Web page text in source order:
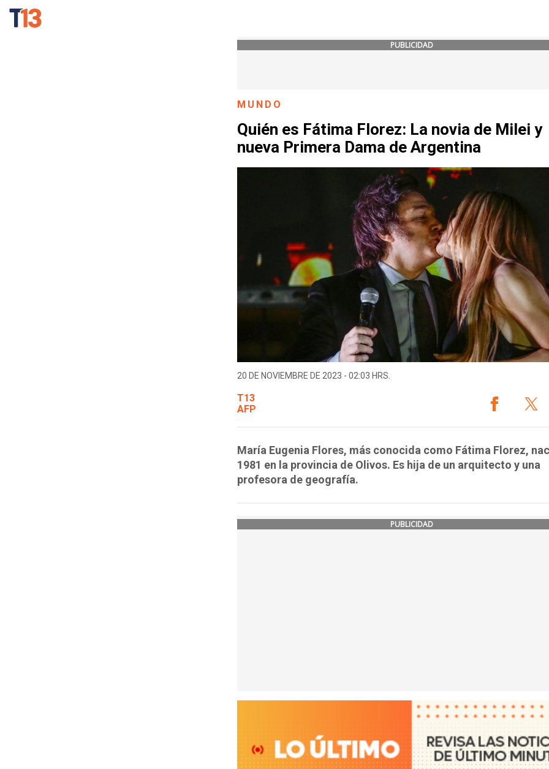
PUBLICIDAD
MUNDO
Quién es Fátima Florez: La novia de Milei y
nueva Primera Dama de Argentina
20 DE NOVIEMBRE DE 2023 - 02:03 HRS.
T13
AFP
María Eugenia Flores, más conocida como Fátima Florez,
1981 en la provincia de Olivos. Es hija de un arquitecto y una
profesora de geografía.
PUBLICIDAD